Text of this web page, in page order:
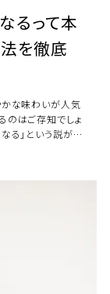
るって本
を徹底
かな味わいが人気
のはご存知でしょ
る」という説が